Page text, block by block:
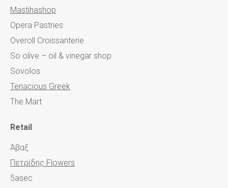
Mastihashop
Opera Pastries
Overoll Croissanterie
So olive – oil & vinegar shop
Sovolos
Tenacious Greek
The Mart
Retail
Άβαξ
Πετρίδης Flowers
5asec